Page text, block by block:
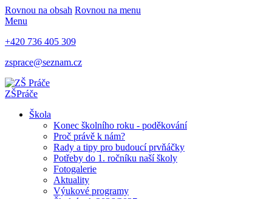
Rovnou na obsah Rovnou na menu
Menu
+420 736 405 309
zsprace@seznam.cz
ZŠPráče
Škola
Konec školního roku - poděkování
Proč právě k nám?
Rady a tipy pro budoucí prvňáčky
Potřeby do 1. ročníku naší školy
Fotogalerie
Aktuality
Výukové programy